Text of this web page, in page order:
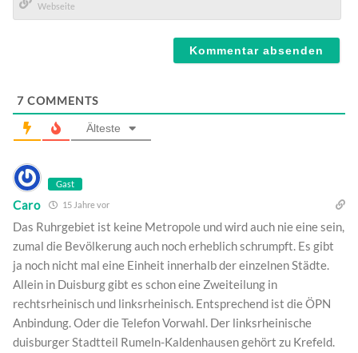
Mail*
7 COMMENTS
Älteste
Gast
Caro 15 Jahre vor
Das Ruhrgebiet ist keine Metropole und wird auch nie eine sein,
zumal die Bevölkerung auch noch erheblich schrumpft. Es gibt
ja noch nicht mal eine Einheit innerhalb der einzelnen Städte.
Allein in Duisburg gibt es schon eine Zweiteilung in
rechtsrheinisch und linksrheinisch. Entsprechend ist die ÖPN
Anbindung. Oder die Telefon Vorwahl. Der linksrheinische
duisburger Stadtteil Rumeln-Kaldenhausen gehört zu Krefeld.